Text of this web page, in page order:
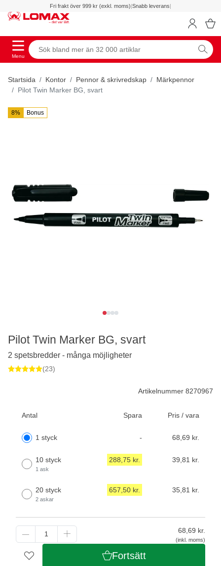
Fri frakt över 999 kr (exkl. moms)|Snabb leverans|
Menu
Startsida Kontor Pennor & skrivredskap
Märkpennor
Pilot Twin Marker BG, svart
8% Bonus
Artikelnummer 8270967
Antal Spara Pris / vara
1 styck - 68,69 kr.
10 styck
1 ask
288,75 kr. 39,81 kr.
20 styck
2 askar
657,50 kr. 35,81 kr.
68,69 kr.
(inkl. moms)
Fortsätt
Pilot Twin Marker BG, svart
2 spetsbredder - många möjligheter
(23)